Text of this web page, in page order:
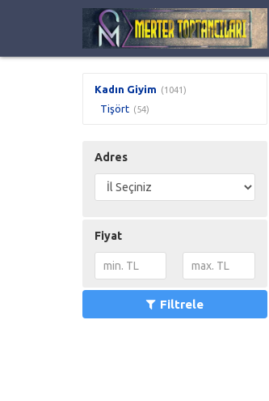
Kadın Giyim (1041)
Tişört (54)
Adres
Fiyat
Filtrele